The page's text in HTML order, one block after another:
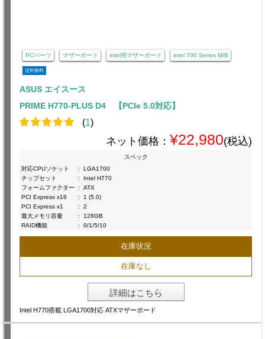
PCパーツ マザーボード intel用マザーボード intel 700 Series M/B
送料無料
ASUS エイスース
PRIME H770-PLUS D4 【PCIe 5.0対応】
(1)
ネット価格： ¥22,980(税込)
スペック
対応CPUソケット
:
LGA1700
チップセット
:
Intel H770
フォームファクター
:
ATX
PCI Express x16
:
1 (5.0)
PCI Express x1
:
2
最大メモリ容量
:
128GB
RAID機能
: 0/1/5/10
在庫状況
在庫なし
詳細はこちら
Intel H770搭載 LGA1700対応 ATXマザーボード